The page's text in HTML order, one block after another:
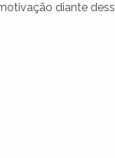
diante